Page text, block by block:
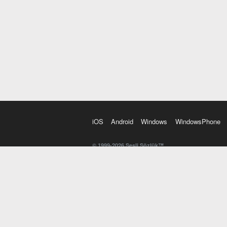
iOS Android Windows WindowsPhone
© 1999-2026 Sesli Sözlük™